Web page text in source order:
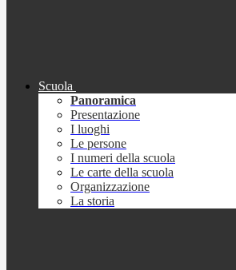
Scuola
Panoramica
Presentazione
I luoghi
Le persone
I numeri della scuola
Le carte della scuola
Organizzazione
La storia